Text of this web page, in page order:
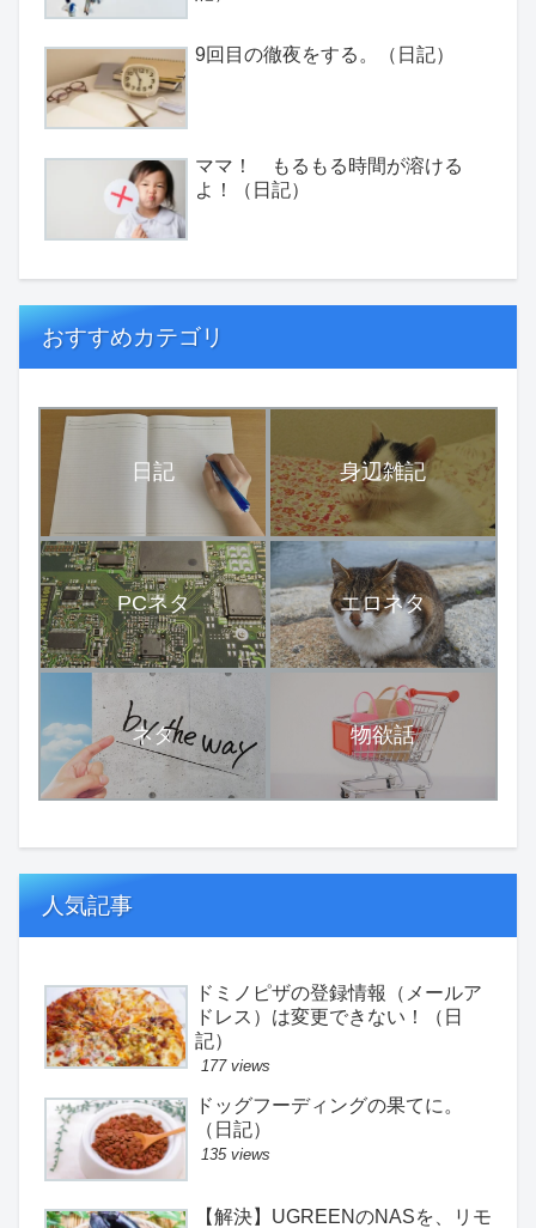
9回目の徹夜をする。（日記）
ママ！ もるもる時間が溶ける
よ！（日記）
おすすめカテゴリ
日記 身辺雑記
PCネタ エロネタ
ネタ 物欲話
人気記事
ドミノピザの登録情報（メールア
ドレス）は変更できない！（日
記）
177 views
ドッグフーディングの果てに。
（日記）
135 views
【解決】UGREENのNASを、リモ